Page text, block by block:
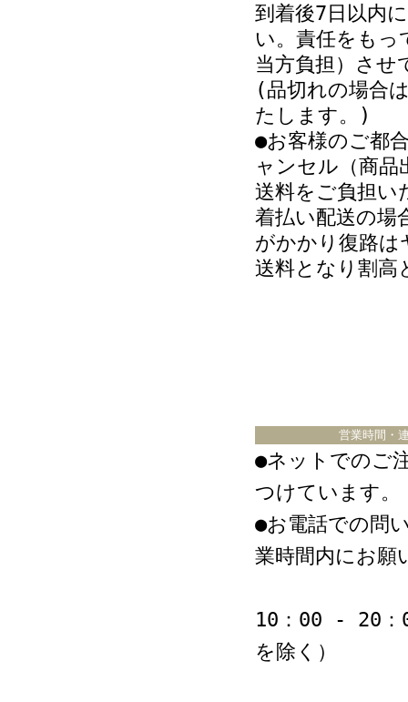
到着後7日以内
い。責任をもっ
当方負担）させ
(品切れの場合
たします。)
●お客様のご都
ャンセル（商品
送料をご負担い
着払い配送の場
がかかり復路は
送料となり割高
営業時間・
●ネットでのご
つけています。
●お電話での問
業時間内にお願
10：00 - 20：
を除く）